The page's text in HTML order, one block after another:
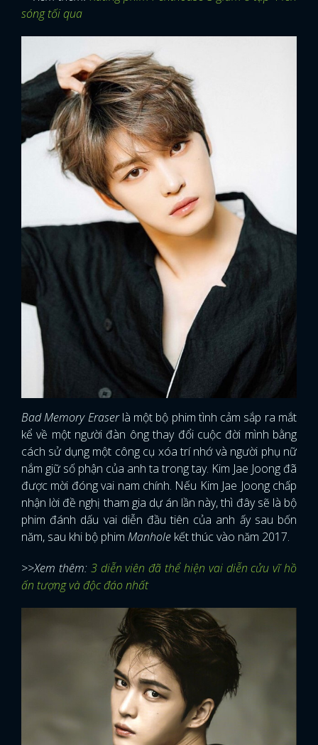
sóng tối qua
Bad Memory Eraserlà một bộ phim tình cảm sắp ra mắt
kể về một người đàn ông thay đổi cuộc đời mình bằng
cách sử dụng một công cụ xóa trí nhớ và người phụ nữ
nắm giữ số phận của anh ta trong tay. Kim Jae Joong đã
được mời đóng vai nam chính. Nếu Kim Jae Joong chấp
nhận lời đề nghị tham gia dự án lần này, thì đây sẽ là bộ
phim đánh dấu vai diễn đầu tiên của anh ấy sau bốn
năm, sau khi bộ phim Manhole kết thúc vào năm 2017.
>>Xem thêm: 3 diễn viên đã thể hiện vai diễn cửu vĩ hồ
ấn tượng và độc đáo nhất